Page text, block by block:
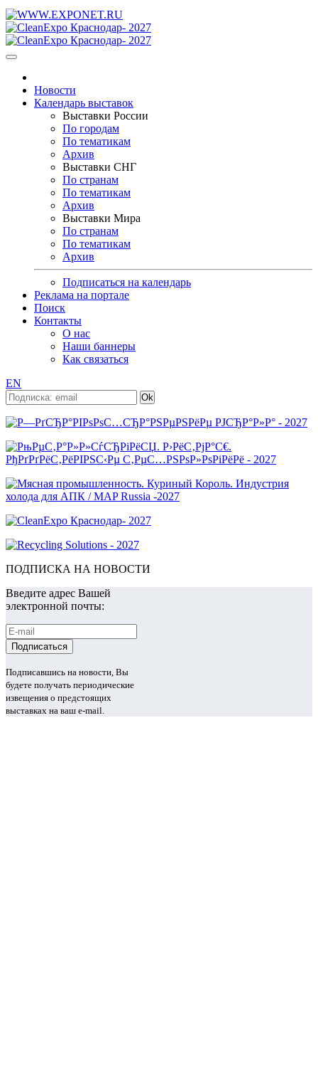
Новости
Календарь выставок
Выставки России
По городам
По тематикам
Архив
Выставки СНГ
По странам
По тематикам
Архив
Выставки Мира
По странам
По тематикам
Архив
Подписаться на календарь
Реклама на портале
Поиск
Контакты
О нас
Наши баннеры
Как связаться
EN
ПОДПИСКА НА НОВОСТИ
Введите адрес Вашей
электронной почты:
Подписавшись на новости, Вы
будете получать периодические
извещения о предстоящих
выставках на ваш e-mail.